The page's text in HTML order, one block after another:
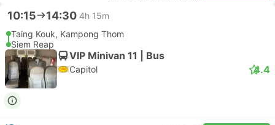
10:15 14:30 4h 15m
Taing Kouk, Kampong Thom
Siem Reap
VIP Minivan 11 | Bus
Capitol 4.4